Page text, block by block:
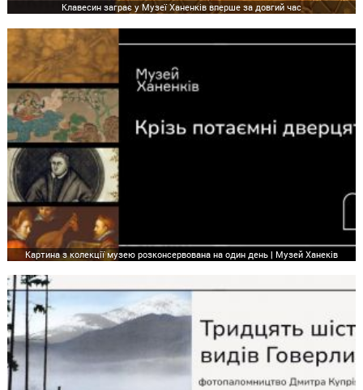
Клавесин заграє у Музеї Ханенків вперше за довгий час
Картина з колекції музею розконсервована на один день | Музей Ханеків